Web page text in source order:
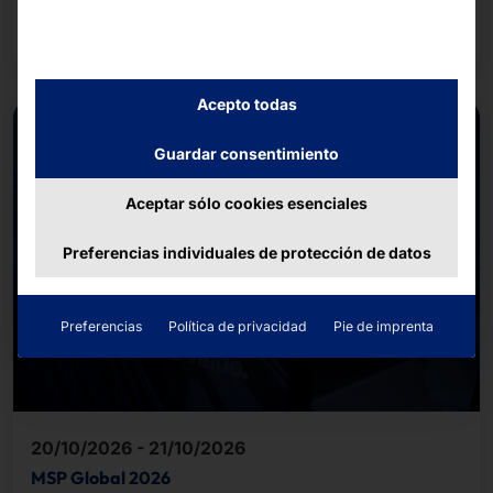
20/10/2026 - 21/10/2026
MSP Global 2026
Acepto todas
Guardar consentimiento
Aceptar sólo cookies esenciales
Preferencias individuales de protección de datos
Preferencias Política de privacidad Pie de imprenta